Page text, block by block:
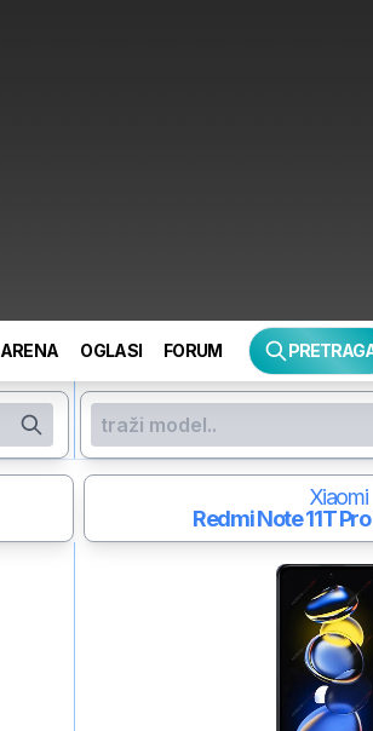
ARENA OGLASI FORUM
Xiaomi
Redmi Note 11T Pro